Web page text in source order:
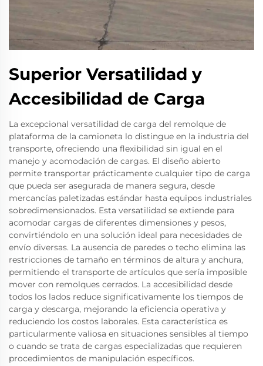
Superior Versatilidad y
Accesibilidad de Carga
La excepcional versatilidad de carga del remolque de
plataforma de la camioneta lo distingue en la industria del
transporte, ofreciendo una flexibilidad sin igual en el
manejo y acomodación de cargas. El diseño abierto
permite transportar prácticamente cualquier tipo de carga
que pueda ser asegurada de manera segura, desde
mercancías paletizadas estándar hasta equipos industriales
sobredimensionados. Esta versatilidad se extiende para
acomodar cargas de diferentes dimensiones y pesos,
convirtiéndolo en una solución ideal para necesidades de
envío diversas. La ausencia de paredes o techo elimina las
restricciones de tamaño en términos de altura y anchura,
permitiendo el transporte de artículos que sería imposible
mover con remolques cerrados. La accesibilidad desde
todos los lados reduce significativamente los tiempos de
carga y descarga, mejorando la eficiencia operativa y
reduciendo los costos laborales. Esta característica es
particularmente valiosa en situaciones sensibles al tiempo
o cuando se trata de cargas especializadas que requieren
procedimientos de manipulación específicos.